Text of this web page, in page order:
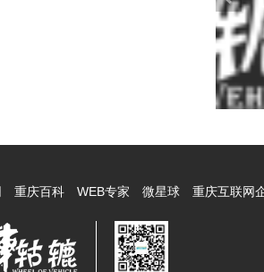
重庆百科 WEB专家 微星球 重庆互联网